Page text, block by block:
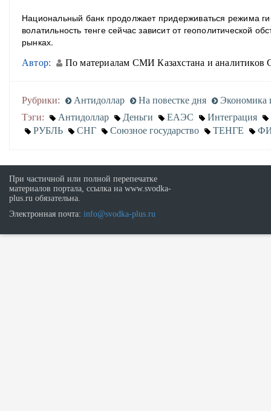
Национальный банк продолжает придерживаться режима
волатильность тенге сейчас зависит от геополитической
рынках.
Автор: По материалам СМИ Казахстана и аналитиков
Рубрики: Антидоллар На повестке дня
Экономика
Тэги:
Антидоллар Деньги ЕАЭС
Интеграция
РУБЛЬ
СНГ Союзное государство ТЕНГЕ
При частичной или полной перепечатке
материалов портала, ссылка на www.svodka-
plus.ru обязательна.
Электронная почта: info@svodka-plus.ru